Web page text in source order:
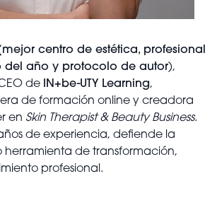
centro de estética, profesional
del año y protocolo de autor),
de
IN+be-UTY Learning,
de formación online y creadora
en Skin Therapist & Beauty Business.
de experiencia, defiende la
de transformación,
profesional.